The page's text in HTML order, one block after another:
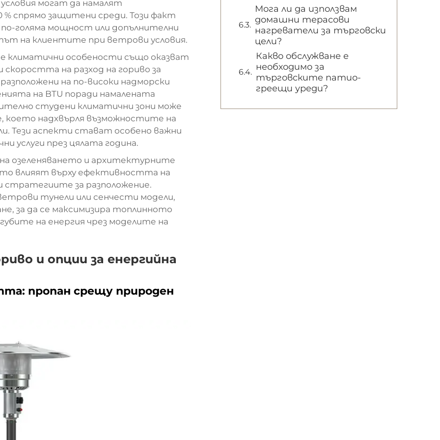
могат да намалят
спрямо защитени среди. Този факт
по-голяма мощност или допълнителни
на клиентите при ветрови условия.
климатични особености също оказват
на разход на гориво за
на по-високи надморски
на BTU поради намалената
студени климатични зони може
което надхвърля възможностите на
Тези аспекти стават особено важни
услуги през цялата година.
озеленяването и архитектурните
влияят върху ефективността на
стратегиите за разположение.
тунели или сенчести модели,
за да се максимизира топлинното
на енергия чрез моделите на
и опции за енергийна
пропан срещу природен
Мога ли да използвам
домашни терасови
нагреватели за търговски
цели?
Какво обслужване е
необходимо за
търговските патио-
греещи уреди?